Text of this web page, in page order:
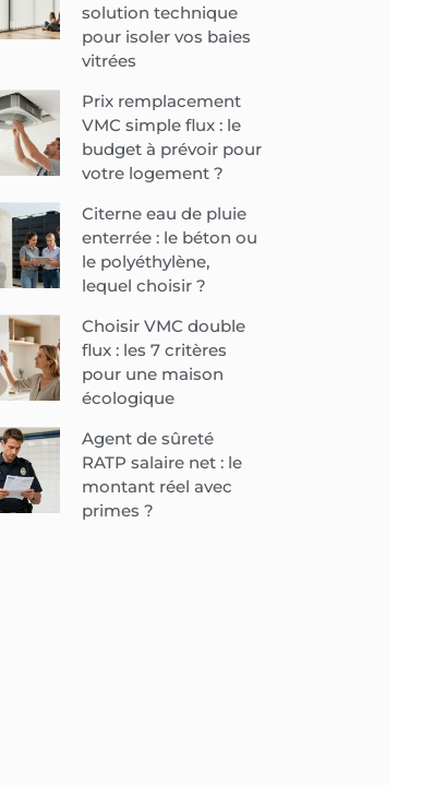
solution technique
pour isoler vos baies
vitrées
Prix remplacement
VMC simple flux : le
budget à prévoir pour
votre logement ?
Citerne eau de pluie
enterrée : le béton ou
le polyéthylène,
lequel choisir ?
Choisir VMC double
flux : les 7 critères
pour une maison
écologique
Agent de sûreté
RATP salaire net : le
montant réel avec
primes ?